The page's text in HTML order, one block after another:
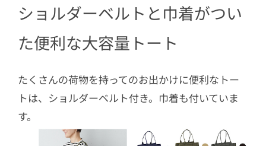
ショルダーベルトと巾着がつい
た便利な大容量トート
たくさんの荷物を持ってのお出かけに便利なトー
トは、ショルダーベルト付き。巾着も付いていま
す。